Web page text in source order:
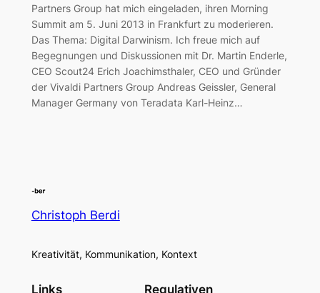
Partners Group hat mich eingeladen, ihren Morning
Summit am 5. Juni 2013 in Frankfurt zu moderieren.
Das Thema: Digital Darwinism. Ich freue mich auf
Begegnungen und Diskussionen mit Dr. Martin Enderle,
CEO Scout24 Erich Joachimsthaler, CEO und Gründer
der Vivaldi Partners Group Andreas Geissler, General
Manager Germany von Teradata Karl-Heinz…
Christoph Berdi
Kreativität, Kommunikation, Kontext
Links Regulativen